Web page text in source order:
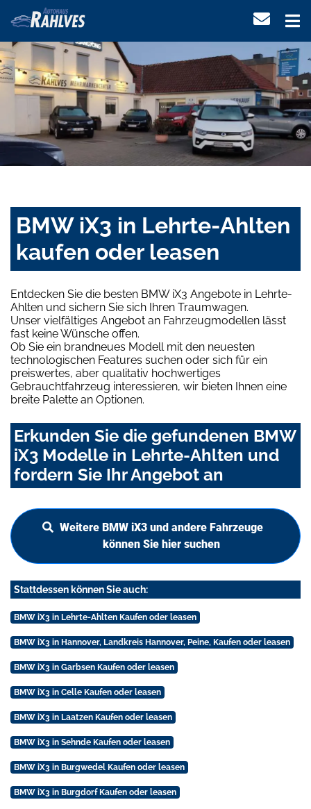
BMW iX3 in Lehrte-Ahlten
kaufen oder leasen
Entdecken Sie die besten BMW iX3 Angebote in Lehrte-
Ahlten und sichern Sie sich Ihren Traumwagen.
Unser vielfältiges Angebot an Fahrzeugmodellen lässt
fast keine Wünsche offen.
Ob Sie ein brandneues Modell mit den neuesten
technologischen Features suchen oder sich für ein
preiswertes, aber qualitativ hochwertiges
Gebrauchtfahrzeug interessieren, wir bieten Ihnen eine
breite Palette an Optionen.
Erkunden Sie die gefundenen BMW
iX3 Modelle in Lehrte-Ahlten und
fordern Sie Ihr Angebot an
Weitere BMW iX3 und andere Fahrzeuge
können Sie hier suchen
Stattdessen können Sie auch:
BMW iX3 in Lehrte-Ahlten Kaufen oder leasen
BMW iX3 in Hannover, Landkreis Hannover, Peine, Kaufen oder leasen
BMW iX3 in Garbsen Kaufen oder leasen
BMW iX3 in Celle Kaufen oder leasen
BMW iX3 in Laatzen Kaufen oder leasen
BMW iX3 in Sehnde Kaufen oder leasen
BMW iX3 in Burgwedel Kaufen oder leasen
BMW iX3 in Burgdorf Kaufen oder leasen